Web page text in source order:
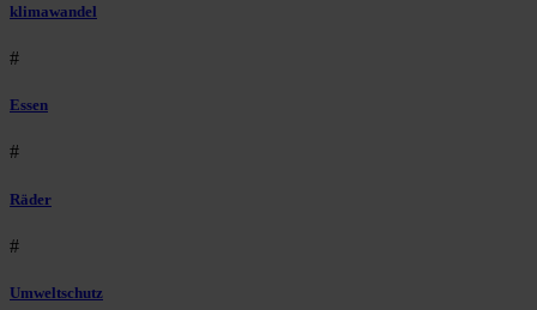
klimawandel
#
Essen
#
Räder
#
Umweltschutz